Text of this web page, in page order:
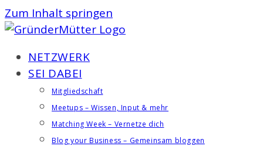
Zum Inhalt springen
NETZWERK
SEI DABEI
Mitgliedschaft
Meetups – Wissen, Input & mehr
Matching Week – Vernetze dich
Blog your Business – Gemeinsam bloggen